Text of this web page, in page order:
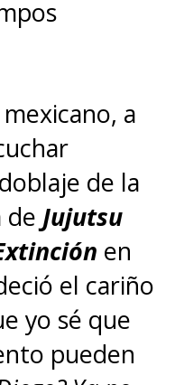
りた
トガル
様、
ます🙏
#スパイ
a
de la
de Jujutsu
en
el cariño
yo sé que
pueden